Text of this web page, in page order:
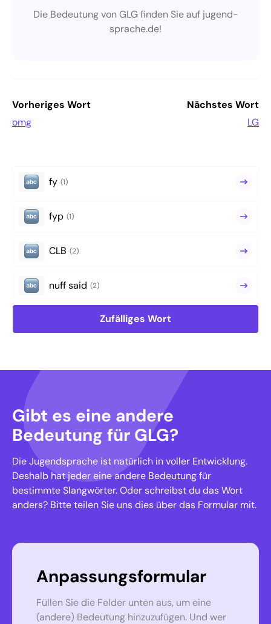
Die Bedeutung von GLG finden Sie auf jugend-
sprache.de!
Vorheriges Wort
omg
Nächstes Wort
LG
fy (1)
fyp (1)
CLB (2)
nuff said (2)
Zufälliges Wort
Gibt es eine andere
Bedeutung für GLG?
Die Jugendsprache ist natürlich in voller Entwicklung.
Deshalb hat jeder eine andere Bedeutung für
bestimmte Slangwörter. Oder schreibst du das Wort
anders? Bitte teilen Sie uns dies über das Formular mit.
Anpassungsformular
Füllen Sie die Felder unten aus, um eine
(andere) Bedeutung hinzuzufügen. Und wer